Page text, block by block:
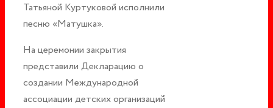
Татьяной Куртуковой исполнили
песню «Матушка».
На церемонии закрытия
представили Декларацию о
создании Международной
ассоциации детских организаций